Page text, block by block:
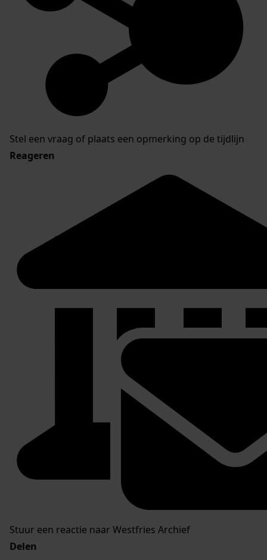
Stel een vraag of plaats een opmerking op de tijdlijn
Reageren
Stuur een reactie naar Westfries Archief
Delen